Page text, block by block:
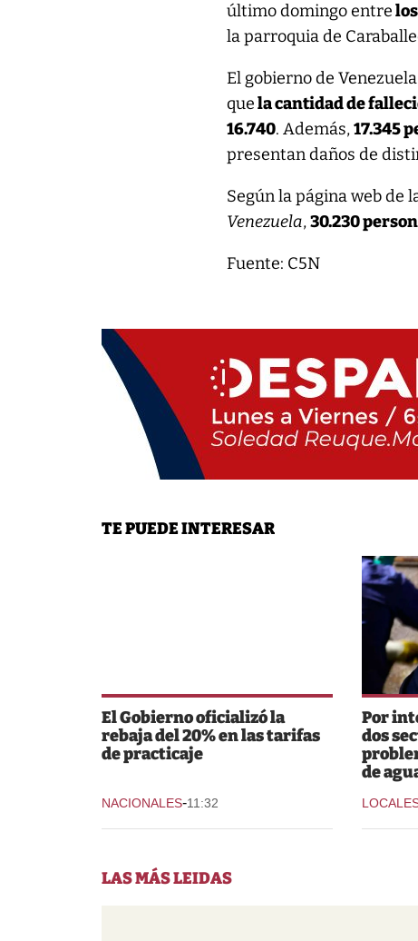
último domingo entre
la parroquia de
El gobierno de
quela cantidad de
16.740. Además,17.345
presentan daños de
Según la página web de
Venezuela,30.230
Fuente: C5N
TE PUEDE INTERESAR
El Gobierno oficializó la
rebaja del 20% en las tarifas
de practicaje
NACIONALES-11:32
Por
dos
de
LAS MÁS LEIDAS